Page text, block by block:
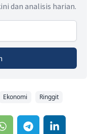
dan analisis harian.
Ekonomi Ringgit